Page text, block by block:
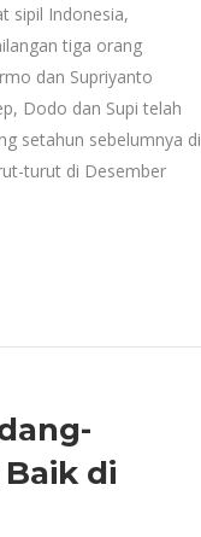
sipil Indonesia,
tiga orang
dan Supriyanto
Dodo dan Supi telah
setahun sebelumnya di
turut di Desember
di